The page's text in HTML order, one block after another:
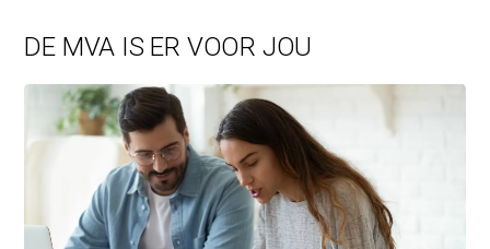
DE MVA IS ER VOOR JOU